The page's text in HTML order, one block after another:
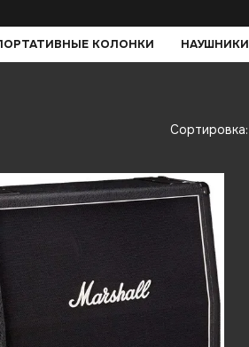
КОЛОНКИ НАУШНИКИ
Сортировка: